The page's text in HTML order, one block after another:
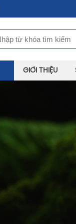
GIỚI THIỆU